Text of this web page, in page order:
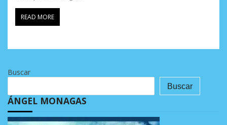
READ MORE
Buscar
Buscar
ÁNGEL MONAGAS